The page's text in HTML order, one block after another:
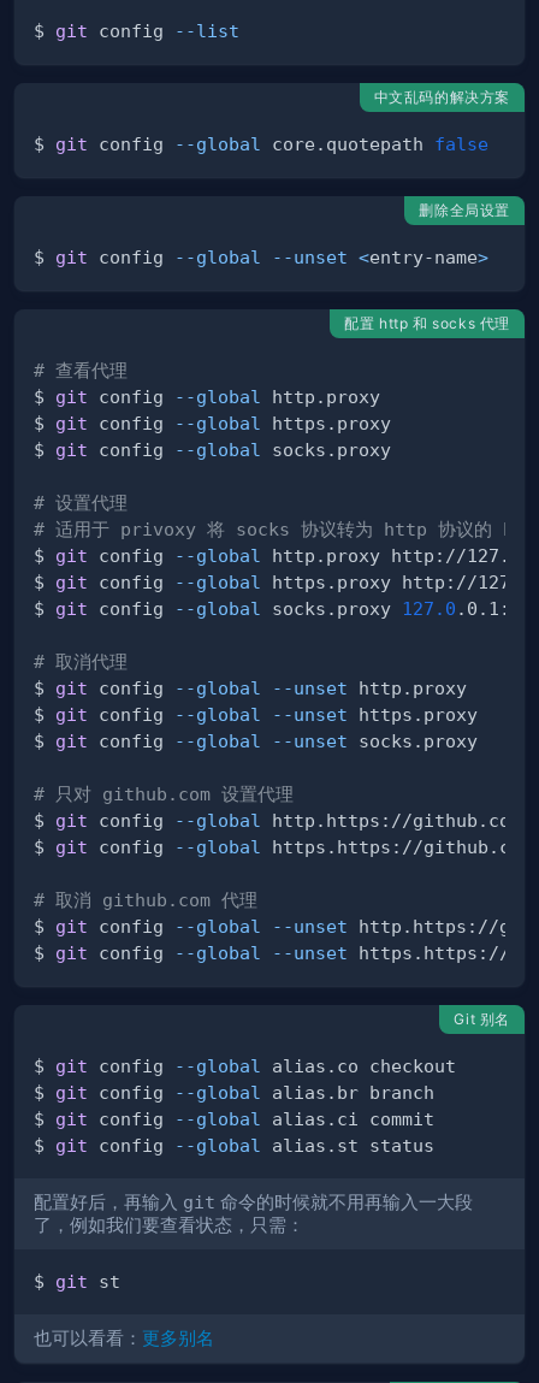
$ git config --list
中文乱码的解决方案
$ git config --global core.quotepath false
删除全局设置
$ git config --global --unset <entry-name>
配置 http 和 socks 代理
# 查看代理
$ git config --global
$ git config --global
$ git config --global
# 设置代理
# 适用于 privoxy 将 socks 协议转为 http 协议的
$ git config
--global
$ git config
--global
$ git config --global socks.proxy 127.0
# 取消代理
$ git config --global --unset
$ git config --global --unset
$ git config --global --unset
# 只对 github.com 设置代理
$ git config
--global
$ git config --global
# 取消 github.com 代理
$ git config --global
--unset
$ git config --global --unset
Git 别名
$ git config --global
$ git config --global
$ git config --global
$ git config --global
配置好后，再输入 git 命令的时候就不用再输入一大段
了，例如我们要查看状态，只需：
$ git
也可以看看： 更多别名